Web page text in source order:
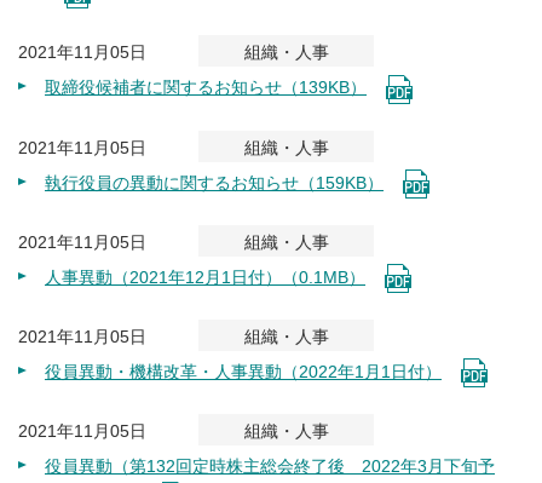
2021年11月05日
組織・人事
取締役候補者に関するお知らせ（139KB）
2021年11月05日
組織・人事
執行役員の異動に関するお知らせ（159KB）
2021年11月05日
組織・人事
人事異動（2021年12月1日付）（0.1MB）
2021年11月05日
組織・人事
役員異動・機構改革・人事異動（2022年1月1日付）
2021年11月05日
組織・人事
役員異動（第132回定時株主総会終了後 2022年3月下旬予